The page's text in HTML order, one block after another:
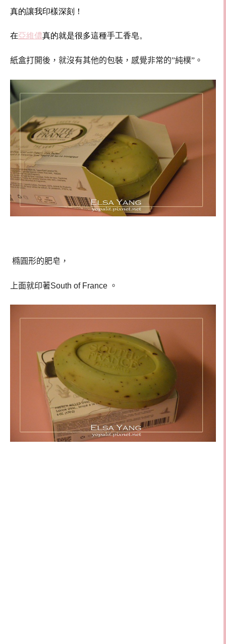
真的讓我印樣深刻！
在亞維儂真的就是很多這種手工香皂。
紙盒打開後，就沒有其他的包裝，感覺非常的”純樸”。
橢圓形的肥皂，
上面就印著South of France 。